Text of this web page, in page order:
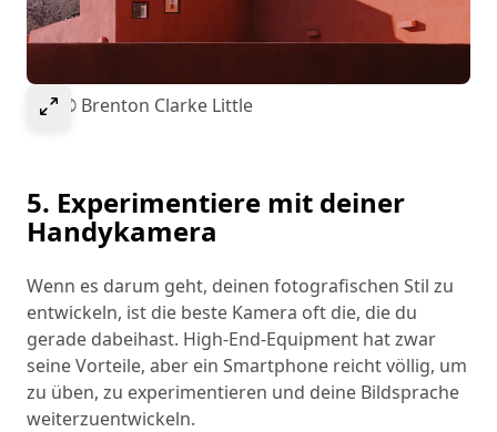
Select to expand image
Bild © Brenton Clarke Little
5. Experimentiere mit deiner
Handykamera
Wenn es darum geht, deinen fotografischen Stil zu
entwickeln, ist die beste Kamera oft die, die du
gerade dabeihast. High-End-Equipment hat zwar
seine Vorteile, aber ein Smartphone reicht völlig, um
zu üben, zu experimentieren und deine Bildsprache
weiterzuentwickeln.